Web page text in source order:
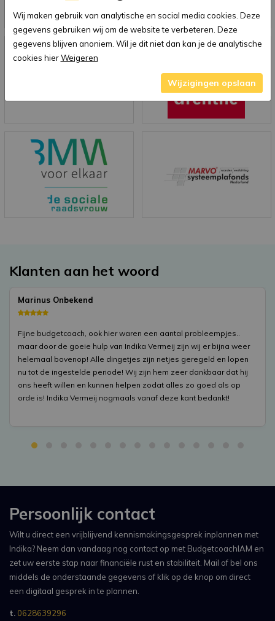
Klanten aan het woord
Marinus Onbekend
Fijne budgetcoach, ook hier waren een aantal probleempjes..
maar door de goeie hulp van Indika Vermeij zijn wij er bijna weer
helemaal bovenop! Alle dingetjes zijn netjes geregeld en lopen
nu tot de ingestelde periode! Wij zijn hem zeer dankbaar dat hij
ons heeft willen en kunnen helpen zodat alles zo goed als op
orde is! Indika Vermeij nogmaals vanaf deze kant bedankt!
Persoonlijk contact
Wilt u direct een vrijblijvend kennismakingsgesprek inplannen met
Indika? Neem dan vandaag nog contact op met BudgetcoachIAM en
zet uw eerste stap naar financiële rust en stabiliteit. Mail of bel ons
middels de onderstaande gegevens of klik op de knop om direct
een digitaal gesprek in te plannen.
t. 0628639296
Wij maken gebruik van analytische en social media cookies. Deze
gegevens gebruiken wij om de website te verbeteren. Deze
gegevens blijven anoniem. Wil je dit niet dan kan je de analytische
cookies hierWeigeren
Wijzigingen opslaan